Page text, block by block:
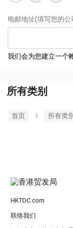
电邮地址(填写您的公
我们会为您建立一个
所有类别
首页 所有类別
HKTDC.com
联络我们